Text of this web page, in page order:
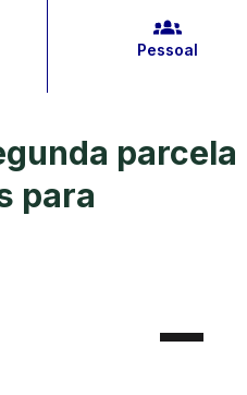
Pessoal
parcela
para